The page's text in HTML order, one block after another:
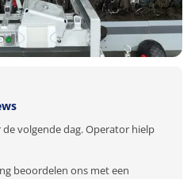
volgende dag. Operator hielp
beoordelen ons met een